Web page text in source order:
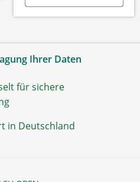
Ihrer Daten
für sichere
in Deutschland